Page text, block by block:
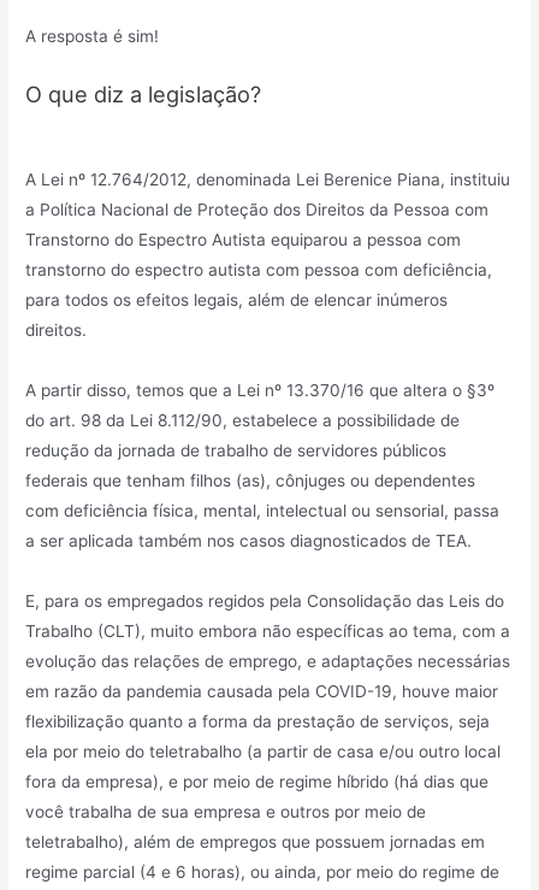
A resposta é sim!
O que diz a legislação?
A Lei nº 12.764/2012, denominada Lei Berenice Piana, instituiu
a Política Nacional de Proteção dos Direitos da Pessoa com
Transtorno do Espectro Autista equiparou a pessoa com
transtorno do espectro autista com pessoa com deficiência,
para todos os efeitos legais, além de elencar inúmeros
direitos.
A partir disso, temos que a Lei nº 13.370/16 que altera o §3º
do art. 98 da Lei 8.112/90, estabelece a possibilidade de
redução da jornada de trabalho de servidores públicos
federais que tenham filhos (as), cônjuges ou dependentes
com deficiência física, mental, intelectual ou sensorial, passa
a ser aplicada também nos casos diagnosticados de TEA.
E, para os empregados regidos pela Consolidação das Leis do
Trabalho (CLT), muito embora não específicas ao tema, com a
evolução das relações de emprego, e adaptações necessárias
em razão da pandemia causada pela COVID-19, houve maior
flexibilização quanto a forma da prestação de serviços, seja
ela por meio do teletrabalho (a partir de casa e/ou outro local
fora da empresa), e por meio de regime híbrido (há dias que
você trabalha de sua empresa e outros por meio de
teletrabalho), além de empregos que possuem jornadas em
regime parcial (4 e 6 horas), ou ainda, por meio do regime de